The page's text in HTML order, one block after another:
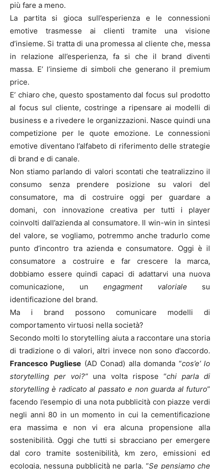
più fare a meno.
La partita si gioca sull’esperienza e le connessioni
emotive trasmesse ai clienti tramite una visione
d’insieme. Si tratta di una promessa al cliente che, messa
in relazione all’esperienza, fa si che il brand diventi
massa. E’ l’insieme di simboli che generano il premium
price.
E’ chiaro che, questo spostamento dal focus sul prodotto
al focus sul cliente, costringe a ripensare ai modelli di
business e a rivedere le organizzazioni. Nasce quindi una
competizione per le quote emozione. Le connessioni
emotive diventano l’alfabeto di riferimento delle strategie
di brand e di canale.
Non stiamo parlando di valori scontati che teatralizzino il
consumo senza prendere posizione su valori del
consumatore, ma di costruire oggi per guardare a
domani, con innovazione creativa per tutti i player
coinvolti dall’azienda al consumatore. Il win-win in sintesi
del valore, se vogliamo, potremmo anche tradurlo come
punto d’incontro tra azienda e consumatore. Oggi è il
consumatore a costruire e far crescere la marca,
dobbiamo essere quindi capaci di adattarvi una nuova
comunicazione, un engagment valoriale su
identificazione del brand.
Ma i brand possono comunicare modelli di
comportamento virtuosi nella società?
Secondo molti lo storytelling aiuta a raccontare una storia
di tradizione o di valori, altri invece non sono d’accordo.
Francesco Pugliese (AD Conad) alla domanda “cos’e’ lo
storytelling per voi?” una volta rispose “chi parla di
storytelling è radicato al passato e non guarda al futuro”
facendo l’esempio di una nota pubblicità con piazze verdi
negli anni 80 in un momento in cui la cementificazione
era massima e non vi era alcuna propensione alla
sostenibilità. Oggi che tutti si sbracciano per emergere
dal coro tramite sostenibilità, km zero, emissioni ed
ecologia, nessuna pubblicità ne parla. “Se pensiamo che